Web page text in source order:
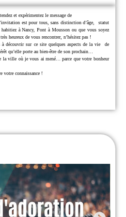
et expérimentez le message de
est pour tous, sans distinction d’âge, statut
habitiez à Nancy, Pont à Mousson ou que vous soyez
heureux de vous rencontrer, n’hésitez pas !
à découvrir sur ce site quelques aspects de la vie de
qu’elle porte au bien-être de son prochain…
la ville où je vous ai mené… parce quevotre bonheur
votre connaissance !